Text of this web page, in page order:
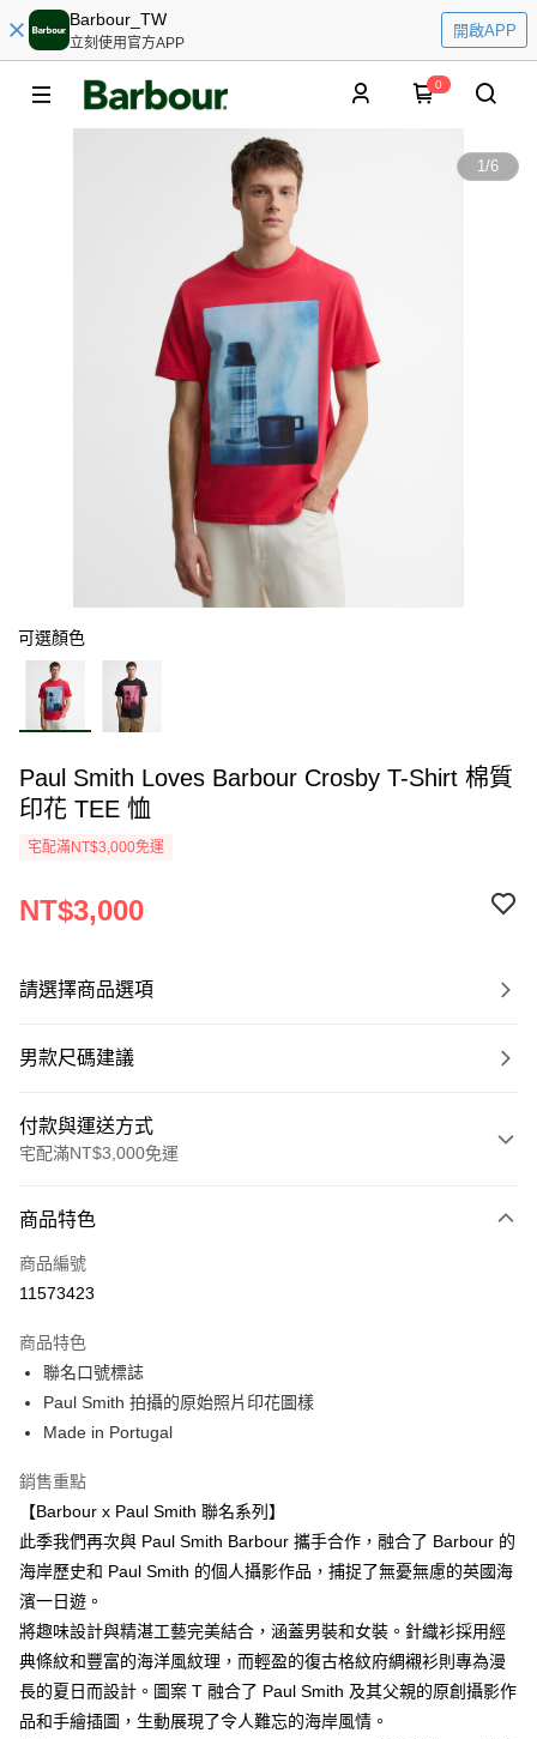
Barbour_TW
立刻使用官方APP
開啟APP
0
1/6
可選顏色
Paul Smith Loves Barbour Crosby T-Shirt 棉質
印花 TEE 恤
宅配滿NT$3,000免運
NT$3,000
請選擇商品選項
男款尺碼建議
付款與運送方式
宅配滿NT$3,000免運
信用卡一次付款
信用卡分期付款
合作金庫商業銀行
華南商業銀行
上海商業儲蓄銀行
台北富邦商業銀行
國泰世華商業銀行
匯豐（台灣）商業銀行
聯邦商業銀行
元大商業銀行
永豐商業銀行
台新國際商業銀行
中國信託商業銀行
台灣樂天信用卡公司
LINE Pay
Apple Pay
悠遊付
Google Pay
全盈+PAY
AFTEE先享後付
相關說明
【關於「AFTEE先享後付」】
便利好安心！
ATM付款
商品特色
商品編號
11573423
商品特色
聯名口號標誌
Paul Smith 拍攝的原始照片印花圖樣
Made in Portugal
銷售重點
【Barbour x Paul Smith 聯名系列】
此季我們再次與 Paul Smith Barbour 攜手合作，融合了 Barbour 的
海岸歷史和 Paul Smith 的個人攝影作品，捕捉了無憂無慮的英國海
濱一日遊。
將趣味設計與精湛工藝完美結合，涵蓋男裝和女裝。針織衫採用經
典條紋和豐富的海洋風紋理，而輕盈的復古格紋府綢襯衫則專為漫
長的夏日而設計。圖案 T 融合了 Paul Smith 及其父親的原創攝影作
品和手繪插圖，生動展現了令人難忘的海岸風情。